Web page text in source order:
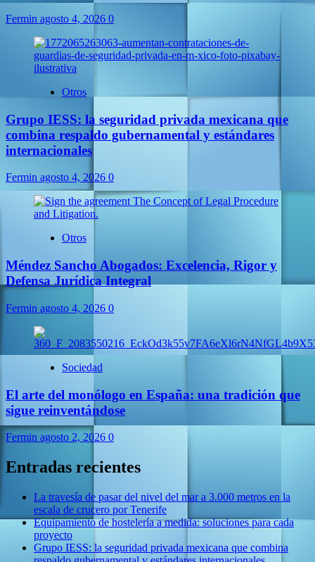
Fermin agosto 4, 2026 0
Otros
Grupo IESS: la seguridad privada mexicana que
combina respaldo gubernamental y estándares
internacionales
Fermin agosto 4, 2026 0
Otros
Méndez Sancho Abogados: Excelencia, Rigor y
Defensa Jurídica Integral
Fermin agosto 4, 2026 0
Sociedad
El arte del monólogo en España: una tradición que
sigue reinventándose
Fermin agosto 2, 2026 0
Entradas recientes
La travesía de pasar del nivel del mar a 3.000 metros en la
escala de crucero por Tenerife
Equipamiento de hostelería a medida: soluciones para cada
proyecto
Grupo IESS: la seguridad privada mexicana que combina